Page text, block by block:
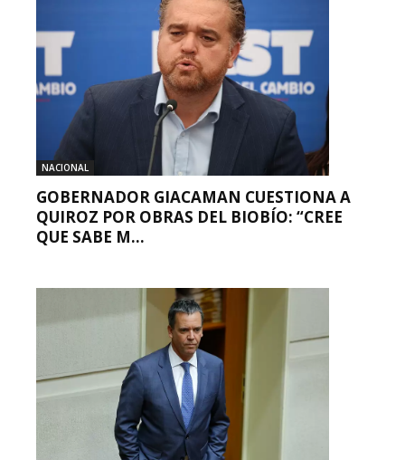
NACIONAL
GOBERNADOR GIACAMAN CUESTIONA A
QUIROZ POR OBRAS DEL BIOBÍO: “CREE
QUE SABE M...